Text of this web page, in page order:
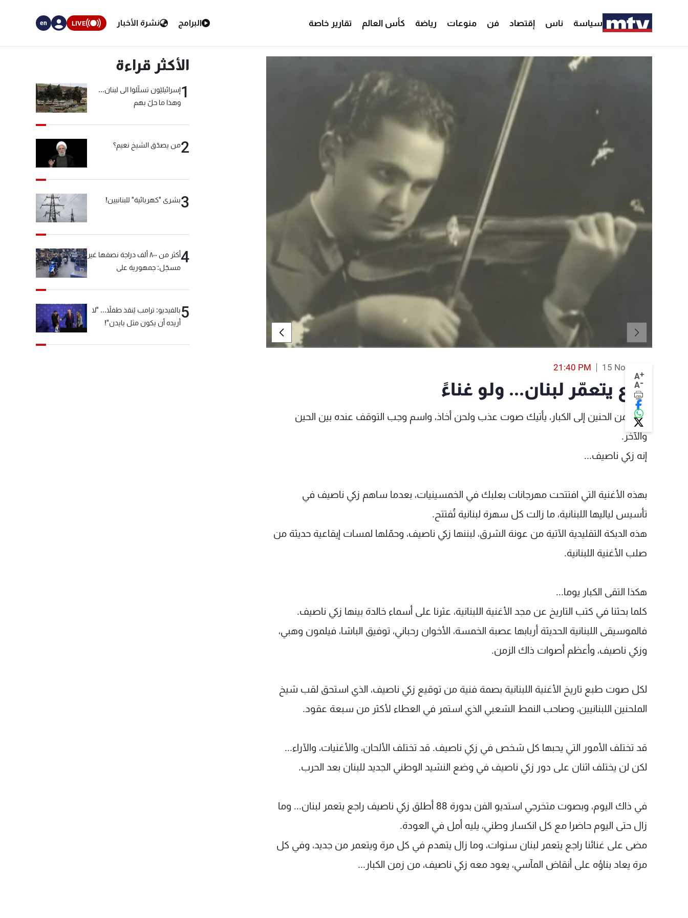
سياسة ناس إقتصاد فن منوعات رياضة كأس العالم تقارير خاصة البرامج نشرة الأخبار LIVE
en
A+
A-
15 Nov 2015
21:40 PM
راجع يتعمّر لبنان... ولو غناءً
من زمن الحنين إلى الكبار، يأتيك صوت عذب ولحن أخاذ، واسم وجب التوقف عنده بين الحين
والآخر.
إنه زكي ناصيف...
بهذه الأغنية التي افتتحت مهرجانات بعلبك في الخمسينيات، بعدما ساهم زكي ناصيف في
تأسيس لياليها اللبنانية، ما زالت كل سهرة لبنانية تُفتتح.
هذه الدبكة التقليدية الآتية من عونة الشرق، لبننها زكي ناصيف، وحمّلها لمسات إيقاعية حديثة من
صلب الأغنية اللبنانية.
هكذا التقى الكبار يوما...
كلما بحثنا في كتب التاريخ عن مجد الأغنية اللبنانية، عثرنا على أسماء خالدة بينها زكي ناصيف.
فالموسيقى اللبنانية الحديثة أربابها عصبة الخمسة، الأخوان رحباني، توفيق الباشا، فيلمون وهبي،
وزكي ناصيف، وأعظم أصوات ذاك الزمن.
لكل صوت طبع تاريخ الأغنية اللبنانية بصمة فنية من توقيع زكي ناصيف، الذي استحق لقب شيخ
الملحنين اللبنانيين، وصاحب النمط الشعبي الذي استمر في العطاء لأكثر من سبعة عقود.
قد تختلف الأمور التي يحبها كل شخص في زكي ناصيف. قد تختلف الألحان، والأغنيات، والآراء...
لكن لن يختلف اثنان على دور زكي ناصيف في وضع النشيد الوطني الجديد للبنان بعد الحرب.
في ذاك اليوم، وبصوت متخرجي استديو الفن بدورة 88 أطلق زكي ناصيف راجع يتعمر لبنان... وما
زال حتى اليوم حاضرا مع كل انكسار وطني، يليه أمل في العودة.
مضى على غنائنا راجع يتعمر لبنان سنوات، وما زال يتهدم في كل مرة ويتعمر من جديد، وفي كل
مرة يعاد بناؤه على أنقاض المآسي، يعود معه زكي ناصيف، من زمن الكبار...
الأكثر قراءة
1إسرائيليّون تسلّلوا الى لبنان...
وهذا ما حلّ بهم
2من يصدّق الشيخ نعيم؟
3بشرى "كهربائية" للبنانيين!
4
أكثر من ٨٠٠ ألف دراجة نصفها غير
مسجّل: جمهورية على
5بالفيديو: ترامب يُنقذ طفلاً... "لا
أريده أن يكون مثل بايدن"!